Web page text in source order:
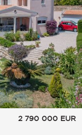
2 790 000 EUR